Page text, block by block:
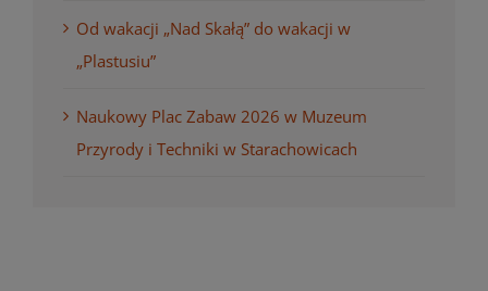
Od wakacji „Nad Skałą” do wakacji w
„Plastusiu”
Naukowy Plac Zabaw 2026 w Muzeum
Przyrody i Techniki w Starachowicach